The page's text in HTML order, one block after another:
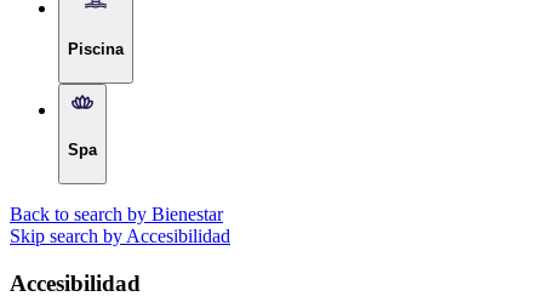
Piscina
Spa
Back to search by Bienestar
Skip search by Accesibilidad
Accesibilidad